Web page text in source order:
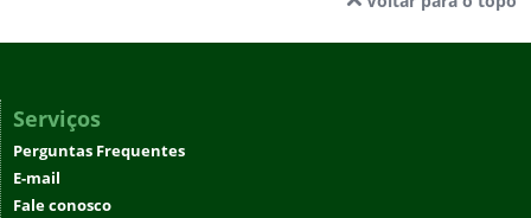
Serviços
Perguntas Frequentes
E-mail
Fale conosco